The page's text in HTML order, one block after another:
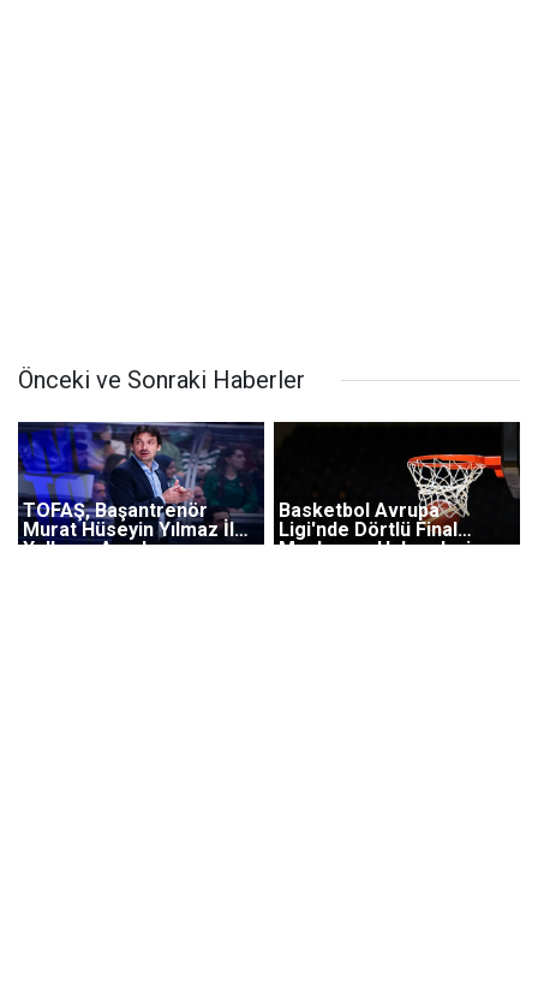
Önceki ve Sonraki Haberler
TOFAŞ, Başantrenör
Murat Hüseyin Yılmaz İle
Yollarını Ayırdı
Basketbol Avrupa
Ligi'nde Dörtlü Final
Maçlarının Hakemleri